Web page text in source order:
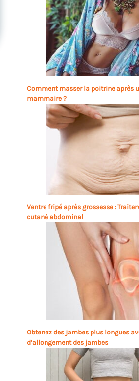
Comment masser la poitrine après
mammaire ?
Ventre fripé après grossesse :
cutané abdominal
Obtenez des jambes plus longues
d’allongement des jambes